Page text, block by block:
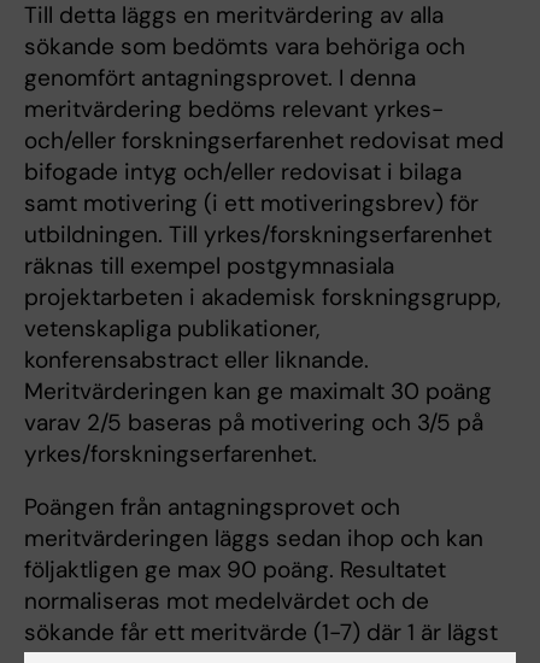
Till detta läggs en meritvärdering av alla
sökande som bedömts vara behöriga och
genomfört antagningsprovet. I denna
meritvärdering bedöms relevant yrkes-
och/eller forskningserfarenhet redovisat med
bifogade intyg och/eller redovisat i bilaga
samt motivering (i ett motiveringsbrev) för
utbildningen. Till yrkes/forskningserfarenhet
räknas till exempel postgymnasiala
projektarbeten i akademisk forskningsgrupp,
vetenskapliga publikationer,
konferensabstract eller liknande.
Meritvärderingen kan ge maximalt 30 poäng
varav 2/5 baseras på motivering och 3/5 på
yrkes/forskningserfarenhet.
Poängen från antagningsprovet och
meritvärderingen läggs sedan ihop och kan
följaktligen ge max 90 poäng. Resultatet
normaliseras mot medelvärdet och de
sökande får ett meritvärde (1-7) där 1 är lägst